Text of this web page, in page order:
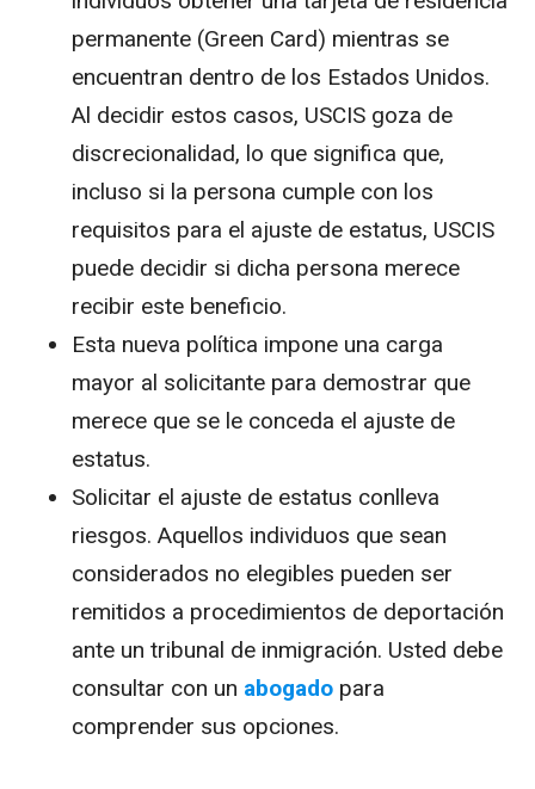
permanente (Green Card) mientras se
encuentran dentro de los Estados Unidos.
Al decidir estos casos, USCIS goza de
discrecionalidad, lo que significa que,
incluso si la persona cumple con los
requisitos para el ajuste de estatus, USCIS
puede decidir si dicha persona merece
recibir este beneficio.
Esta nueva política impone una carga
mayor al solicitante para demostrar que
merece que se le conceda el ajuste de
estatus.
Solicitar el ajuste de estatus conlleva
riesgos. Aquellos individuos que sean
considerados no elegibles pueden ser
remitidos a procedimientos de deportación
ante un tribunal de inmigración. Usted debe
consultar con un abogado para
comprender sus opciones.